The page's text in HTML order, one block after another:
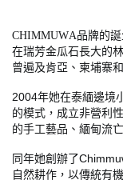
CHIMMUWA品牌的誕
在瑞芳金瓜石長大的
曾遍及肯亞、柬埔寨
2004年她在泰緬邊境
的模式，成立非營利
的手工藝品、緬甸流
同年她創辦了
自然耕作，以傳統有